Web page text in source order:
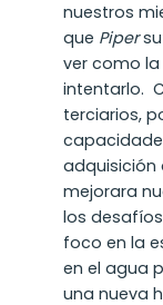
nuestros
que Piper
ver como
intentarlo.
terciarios,
adquisición
mejorara
los
foco en la
en el agua
una nueva